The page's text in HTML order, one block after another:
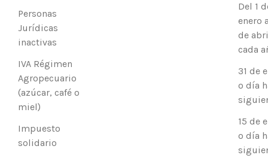
Personas
Jurídicas
inactivas
Del 1
enero
de
cada
IVA Régimen
Agropecuario
(azúcar, café o
miel)
31 de
o día
Impuesto
solidario
15 de
o día